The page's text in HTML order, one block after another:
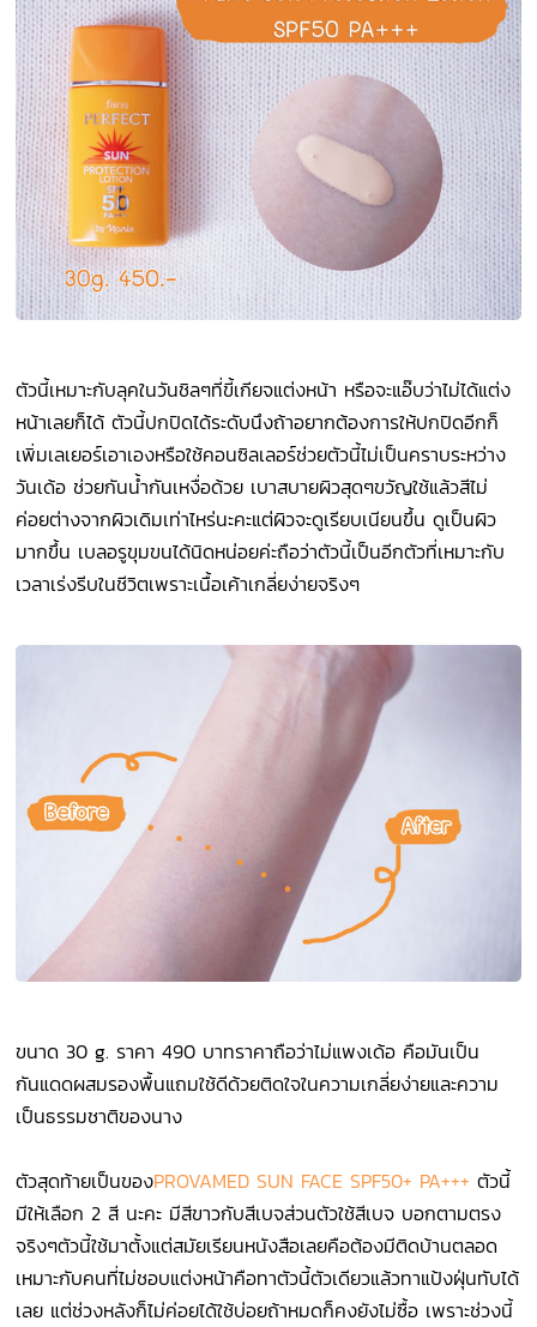
ตัวนี้เหมาะกับลุคในวันชิลๆที่ขี้เกียจแต่งหน้า หรือจะแอ๊บว่าไม่ได้แต่ง
หน้าเลยก็ได้ ตัวนี้ปกปิดได้ระดับนึงถ้าอยากต้องการให้ปกปิดอีกก็
เพิ่มเลเยอร์เอาเองหรือใช้คอนซิลเลอร์ช่วยตัวนี้ไม่เป็นคราบระหว่าง
วันเด้อ ช่วยกันน้ำกันเหงื่อด้วย เบาสบายผิวสุดๆขวัญใช้แล้วสีไม่
ค่อยต่างจากผิวเดิมเท่าไหร่นะคะแต่ผิวจะดูเรียบเนียนขึ้น ดูเป็นผิว
มากขึ้น เบลอรูขุมขนได้นิดหน่อยค่ะถือว่าตัวนี้เป็นอีกตัวที่เหมาะกับ
เวลาเร่งรีบในชีวิตเพราะเนื้อเค้าเกลี่ยง่ายจริงๆ
ขนาด 30 g. ราคา 490 บาทราคาถือว่าไม่แพงเด้อ คือมันเป็น
กันแดดผสมรองพื้นแถมใช้ดีด้วยติดใจในความเกลี่ยง่ายและความ
เป็นธรรมชาติของนาง
ตัวสุดท้ายเป็นของPROVAMED SUN FACE SPF50+ PA+++ ตัวนี้
มีให้เลือก 2 สี นะคะ มีสีขาวกับสีเบจส่วนตัวใช้สีเบจ บอกตามตรง
จริงๆตัวนี้ใช้มาตั้งแต่สมัยเรียนหนังสือเลยคือต้องมีติดบ้านตลอด
เหมาะกับคนที่ไม่ชอบแต่งหน้าคือทาตัวนี้ตัวเดียวแล้วทาแป้งฝุ่นทับได้
เลย แต่ช่วงหลังก็ไม่ค่อยได้ใช้บ่อยถ้าหมดก็คงยังไม่ซื้อ เพราะช่วงนี้